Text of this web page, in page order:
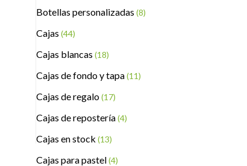
Botellas personalizadas (8)
Cajas (44)
Cajas blancas (18)
Cajas de fondo y tapa(11)
Cajas de regalo(17)
Cajas de repostería(4)
Cajas en stock (13)
Cajas para pastel(4)